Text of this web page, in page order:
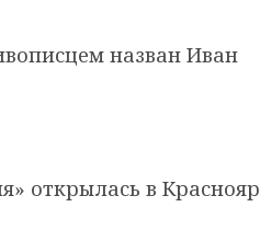
назван Иван
открылась в